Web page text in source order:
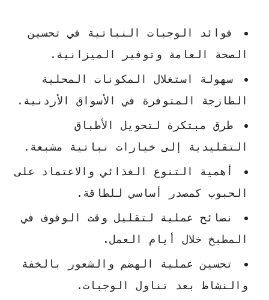
فوائد الوجبات النباتية في تحسين
الصحة العامة وتوفير الميزانية.
سهولة استغلال المكونات المحلية
الطازجة المتوفرة في الأسواق الأردنية.
طرق مبتكرة لتحويل الأطباق
التقليدية إلى خيارات نباتية مشبعة.
أهمية التنوع الغذائي والاعتماد على
الحبوب كمصدر أساسي للطاقة.
نصائح عملية لتقليل وقت الوقوف في
المطبخ خلال أيام العمل.
تحسين عملية الهضم والشعور بالخفة
والنشاط بعد تناول الوجبات.